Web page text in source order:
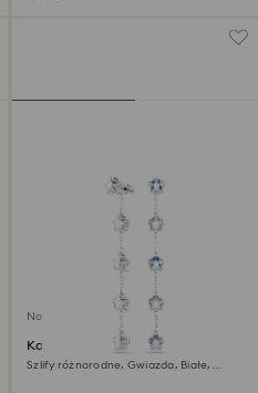
Nowość
Kolczyki Chroma
Szlify różnorodne, Gwiazda, Białe,